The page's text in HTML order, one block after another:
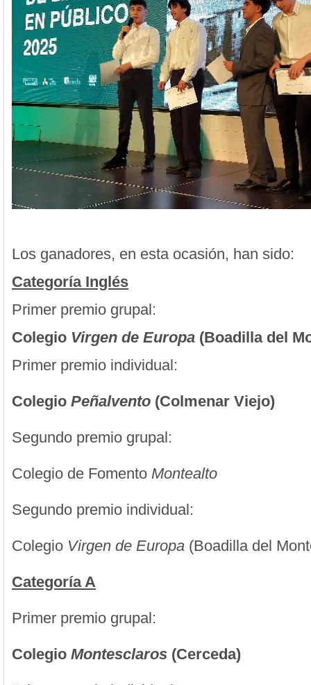
Los ganadores, en esta ocasión, han sido:
Categoría Inglés
Primer premio grupal:
Colegio Virgen de Europa (Boadilla del
Primer premio individual:
Colegio Peñalvento (Colmenar Viejo)
Segundo premio grupal:
Colegio de Fomento Montealto
Segundo premio individual:
Colegio Virgen de Europa (Boadilla del
Categoría A
Primer premio grupal:
Colegio Montesclaros (Cerceda)